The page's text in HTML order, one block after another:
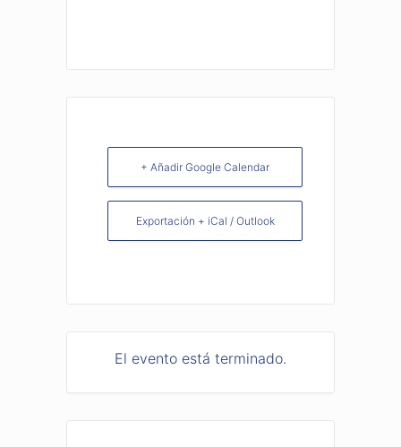
+ Añadir Google Calendar
Exportación + iCal / Outlook
El evento está terminado.